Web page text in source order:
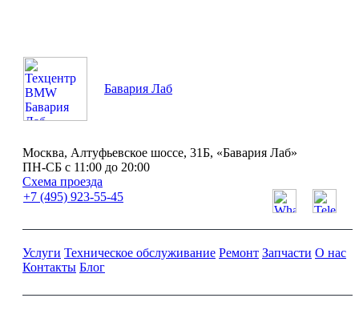
Бавария Лаб
Москва, Алтуфьевское шоссе, 31Б, «Бавария Лаб»
ПН-СБ с 11:00 до 20:00
Схема проезда
+7 (495) 923-55-45
Услуги Техническое обслуживание Ремонт Запчасти О нас
Контакты Блог